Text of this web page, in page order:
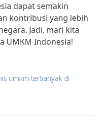
dapat semakin
kontribusi yang lebih
Jadi, mari kita
UMKM Indonesia!
umkm terbanyak di